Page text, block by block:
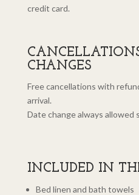
credit card.
CHANGES
Free cancellations with
arrival.
Date change always allowed
INCLUDED IN
Bed linen and bath towels